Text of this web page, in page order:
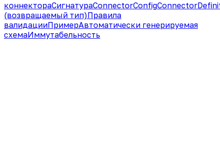
коннектораСигнатураConnectorConfig
(возвращаемый тип)Правила
валидацииПримерАвтоматически генерируемая
схемаИммутабельность